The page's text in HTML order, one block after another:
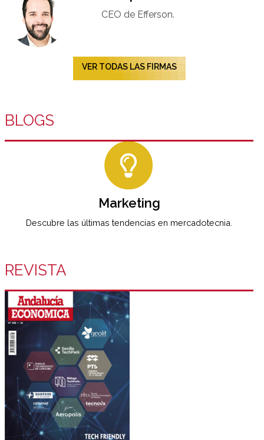
CEO de Efferson.
VER TODAS LAS FIRMAS
BLOGS
Marketing
Descubre las últimas tendencias en mercadotecnia.
REVISTA